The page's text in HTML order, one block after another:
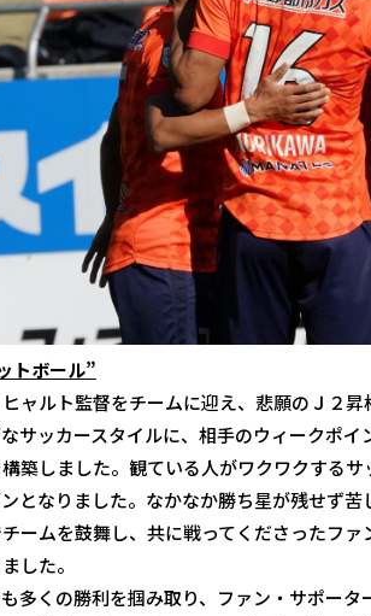
トボール”
ャルト監督をチームに迎え、悲願のＪ２
サッカースタイルに、相手のウィークポ
築しました。観ている人がワクワクする
となりました。なかなか勝ち星が残せず
ームを鼓舞し、共に戦ってくださったフ
した。
多くの勝利を掴み取り、ファン・サポー